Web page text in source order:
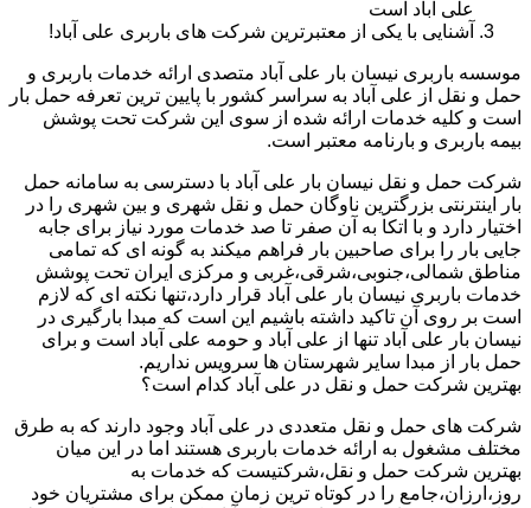
علی آباد است
آشنایی با یکی از معتبرترین شرکت های باربری علی آباد!
موسسه باربری نیسان بار علی آباد متصدی ارائه خدمات باربری و
حمل و نقل از علی آباد به سراسر کشور با پایین ترین تعرفه حمل بار
است و کلیه خدمات ارائه شده از سوی این شرکت تحت پوشش
بیمه باربری و بارنامه معتبر است.
شرکت حمل و نقل نیسان بار علی آباد با دسترسی به سامانه حمل
بار اینترنتی بزرگترین ناوگان حمل و نقل شهری و بین شهری را در
اختیار دارد و با اتکا به آن صفر تا صد خدمات مورد نیاز برای جابه
جایی بار را برای صاحبین بار فراهم میکند به گونه ای که تمامی
مناطق شمالی،جنوبی،شرقی،غربی و مرکزی ایران تحت پوشش
خدمات باربری نیسان بار علی آباد قرار دارد،تنها نکته ای که لازم
است بر روی آن تاکید داشته باشیم این است که مبدا بارگیری در
نیسان بار علی آباد تنها از علی آباد و حومه علی آباد است و برای
حمل بار از مبدا سایر شهرستان ها سرویس نداریم.
بهترین شرکت حمل و نقل در علی آباد کدام است؟
شرکت های حمل و نقل متعددی در علی آباد وجود دارند که به طرق
مختلف مشغول به ارائه خدمات باربری هستند اما در این میان
بهترین شرکت حمل و نقل،شرکتیست که خدمات به
روز،ارزان،جامع را در کوتاه ترین زمان ممکن برای مشتریان خود